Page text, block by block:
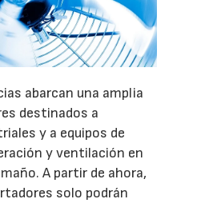
abarcan una amplia
destinados a
y a equipos de
y ventilación en
A partir de ahora,
solo podrán